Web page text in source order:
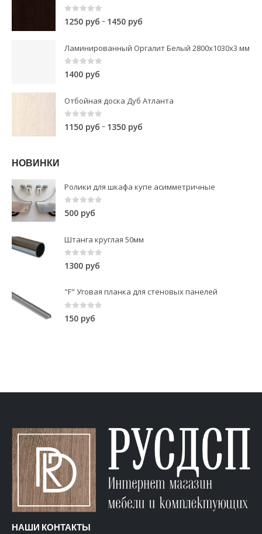
0 out of 5
1250 руб – 1450 руб
Ламинированный Оргалит Белый 2800х1030х3 мм
0 out of 5
1400 руб
Отбойная доска Дуб Атланта
0 out of 5
1150 руб – 1350 руб
НОВИНКИ
Ролики для шкафа купе асимметричные
0 out of 5
500 руб
Штанга круглая 50мм
0 out of 5
1300 руб
"F" Уговая планка для стеновых панелей
0 out of 5
150 руб
НАШИ КОНТАКТЫ